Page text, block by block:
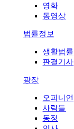
영화
동영상
법률정보
생활법률
판결기사
광장
오피니언
사람들
동정